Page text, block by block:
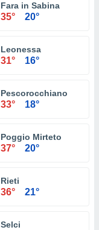
Fara in Sabina
35° 20°
Leonessa
31° 16°
Pescorocchiano
33° 18°
Poggio Mirteto
37° 20°
Rieti
36° 21°
Selci